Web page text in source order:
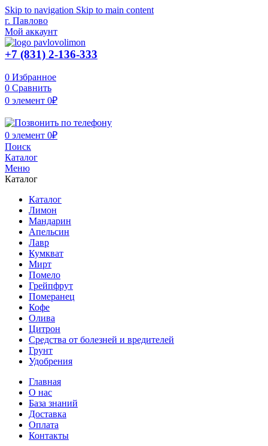
Skip to navigation Skip to main content
г. Павлово
Мой аккаунт
+7 (831) 2-136-333
0 Избранное
0 Сравнить
0 элемент 0₽
0 элемент 0₽
Поиск
Каталог
Меню
Каталог
Каталог
Лимон
Мандарин
Апельсин
Лавр
Кумкват
Мирт
Помело
Грейпфрут
Померанец
Кофе
Олива
Цитрон
Средства от болезней и вредителей
Грунт
Удобрения
Главная
О нас
База знаний
Доставка
Оплата
Контакты